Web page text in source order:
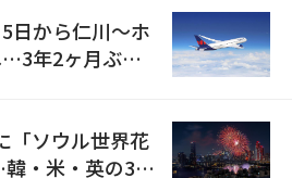
日から仁川〜ホ
年2ヶ月ぶり
「ソウル世界花
・米・英の3カ